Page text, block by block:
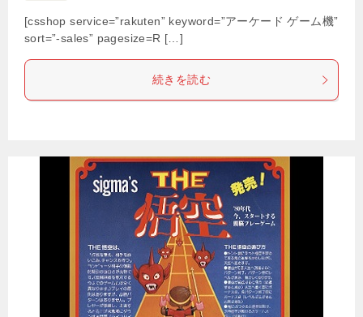
[csshop service=”rakuten” keyword=”アーケード ゲーム機”
sort=”-sales” pagesize=R […]
続きを読む